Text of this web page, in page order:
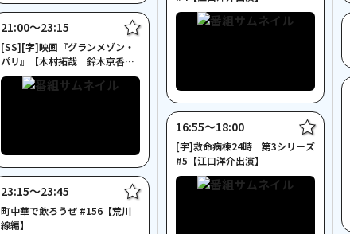
21:00〜23:15
[SS][字]映画『グランメゾン・
パリ』【木村拓哉 鈴木京香出
演】◆NECO初◆
23:15〜23:45
町中華で飲ろうぜ #156【荒川
線編】
16:55〜18:00
[字]救命病棟24時 第3シリーズ
#5【江口洋介出演】